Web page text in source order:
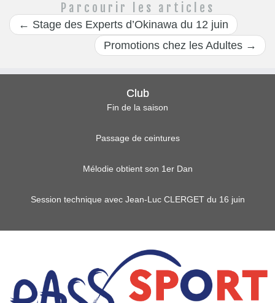
Parcourir les articles
← Stage des Experts d’Okinawa du 12 juin
Promotions chez les Adultes →
Club
Fin de la saison
Passage de ceintures
Mélodie obtient son 1er Dan
Session technique avec Jean-Luc CLERGET du 16 juin